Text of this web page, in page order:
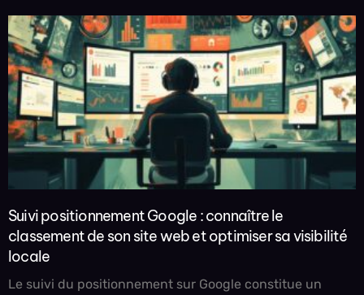
Suivi positionnement Google : connaître le
classement de son site web et optimiser sa visibilité
locale
Le suivi du positionnement sur Google constitue un